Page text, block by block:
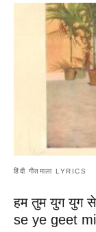
हिंदी गीतमाला LYRICS
हम तुम युग युग
se ye geet